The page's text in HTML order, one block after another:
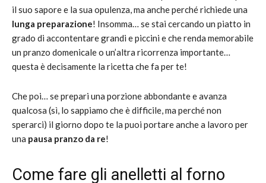
il suo sapore e la sua opulenza, ma anche perché richiede una
lunga preparazione! Insomma… se stai cercando un piatto in
grado di accontentare grandi e piccini e che renda memorabile
un pranzo domenicale o un’altra ricorrenza importante…
questa è decisamente la ricetta che fa per te!
Che poi… se prepari una porzione abbondante e avanza
qualcosa (sì, lo sappiamo che è difficile, ma perché non
sperarci) il giorno dopo te la puoi portare anche a lavoro per
una pausa pranzo da re!
Come fare gli anelletti al forno